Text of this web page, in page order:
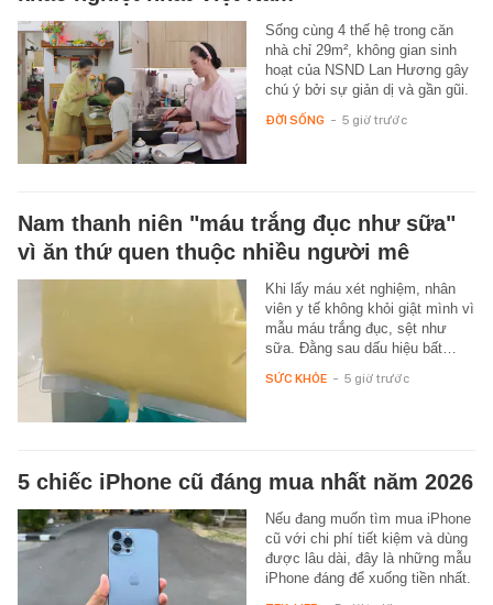
Sống cùng 4 thế hệ trong căn
nhà chỉ 29m², không gian sinh
hoạt của NSND Lan Hương gây
chú ý bởi sự giản dị và gần gũi.
ĐỜI SỐNG - 5 giờ trước
Nam thanh niên "máu trắng đục như sữa"
vì ăn thứ quen thuộc nhiều người mê
Khi lấy máu xét nghiệm, nhân
viên y tế không khỏi giật mình vì
mẫu máu trắng đục, sệt như
sữa. Đằng sau dấu hiệu bất…
SỨC KHỎE - 5 giờ trước
5 chiếc iPhone cũ đáng mua nhất năm 2026
Nếu đang muốn tìm mua iPhone
cũ với chi phí tiết kiệm và dùng
được lâu dài, đây là những mẫu
iPhone đáng để xuống tiền nhất.